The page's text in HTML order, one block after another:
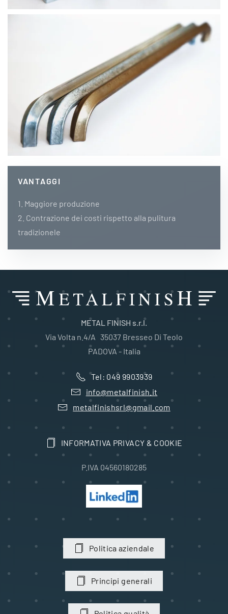
VANTAGGI
1. Maggiore produzione
2. Contrazione dei costi rispetto alla pulitura
tradizionele
METAL FINISH s.r.l.
Via Volta n.4/A 35037 Bresseo Di Teolo
PADOVA - Italia
Tel: 049 9903939
info@metalfinish.it
metalfinishsrl@gmail.com
INFORMATIVA PRIVACY & COOKIE
P.IVA 04560180285
Politica aziendale
Principi generali